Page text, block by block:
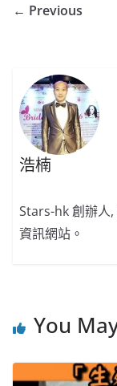
← Previous
浩楠
Stars-hk 創辦人
資訊網站。
You